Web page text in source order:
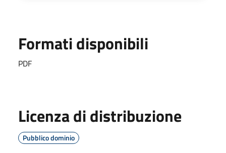
Formati disponibili
PDF
Licenza di distribuzione
Pubblico dominio